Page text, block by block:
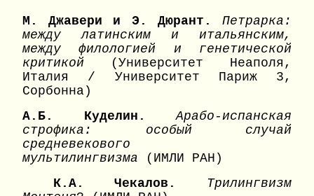
М. Джавери и Э. Дюрант.
Петрарка:
между латинским и итальянским,
между филологией и генетической
критикой
(Университет Неаполя,
Италия / Университет Париж 3,
Сорбонна)
А.Б. Куделин.
Арабо-испанская
строфика: особый случай
средневекового
мультилингвизма (ИМЛИ РАН)
К.А. Чекалов.
Трилингвизм